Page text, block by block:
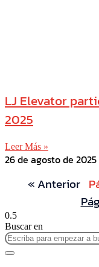
LJ Elevator
2025
Leer Más »
26 de agosto de 2025
« Anterior
Buscar en